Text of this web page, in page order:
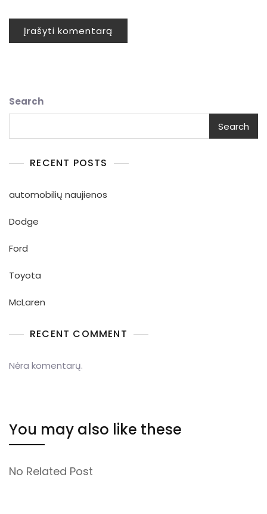
Search
Search
RECENT POSTS
automobilių naujienos
Dodge
Ford
Toyota
McLaren
RECENT COMMENT
Nėra komentarų.
You may also like these
No Related Post